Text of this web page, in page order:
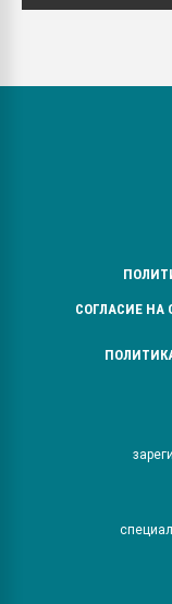
СОГЛАСИЕ НА